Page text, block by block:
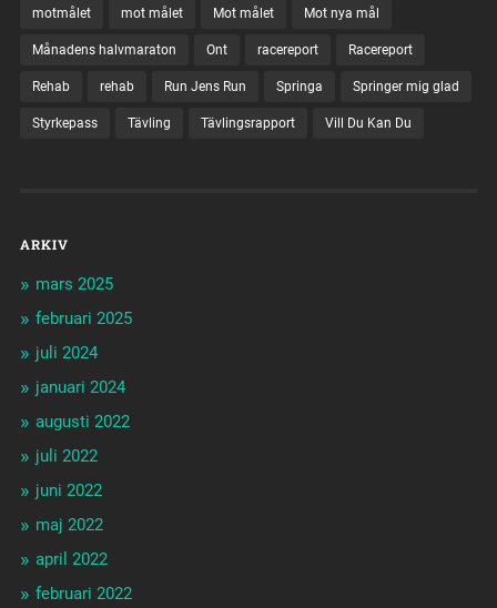
motmålet mot målet Mot målet Mot nya mål
Månadens halvmaraton Ont racereport Racereport
Rehab rehab Run Jens Run Springa Springer mig glad
Styrkepass Tävling Tävlingsrapport Vill Du Kan Du
ARKIV
mars 2025
februari 2025
juli 2024
januari 2024
augusti 2022
juli 2022
juni 2022
maj 2022
april 2022
februari 2022